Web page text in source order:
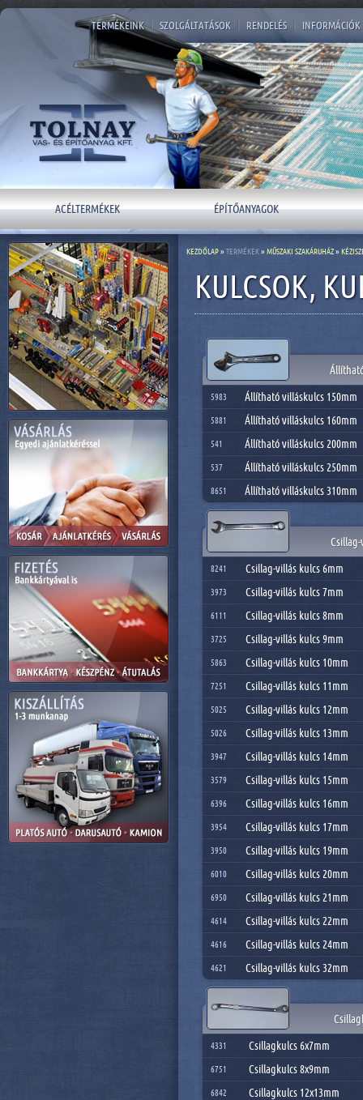
TERMÉKEINK SZOLGÁLTATÁSOK RENDELÉS INFORMÁCIÓK
ACÉLTERMÉKEK ÉPÍTŐANYAGOK
KULCSOK,
5983 Állítható villáskulcs 150mm
5881 Állítható villáskulcs 160mm
541 Állítható villáskulcs 200mm
537 Állítható villáskulcs 250mm
8651 Állítható villáskulcs 310mm
8241 Csillag-villás kulcs 6mm
3973 Csillag-villás kulcs 7mm
6111 Csillag-villás kulcs 8mm
3725 Csillag-villás kulcs 9mm
5863 Csillag-villás kulcs 10mm
7251 Csillag-villás kulcs 11mm
5025 Csillag-villás kulcs 12mm
5026 Csillag-villás kulcs 13mm
3947 Csillag-villás kulcs 14mm
3579 Csillag-villás kulcs 15mm
6396 Csillag-villás kulcs 16mm
3954 Csillag-villás kulcs 17mm
3950 Csillag-villás kulcs 19mm
6010 Csillag-villás kulcs 20mm
6950 Csillag-villás kulcs 21mm
4614 Csillag-villás kulcs 22mm
4616 Csillag-villás kulcs 24mm
4621 Csillag-villás kulcs 32mm
4331 Csillagkulcs 6x7mm
6751 Csillagkulcs 8x9mm
6842 Csillagkulcs 12x13mm
KEZDŐLAP» TERMÉKEK» MŰSZAKI SZAKÁRUHÁZ»